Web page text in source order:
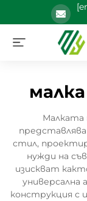
Малката
стил,
нужди на
изискват
универсална
конструкция с